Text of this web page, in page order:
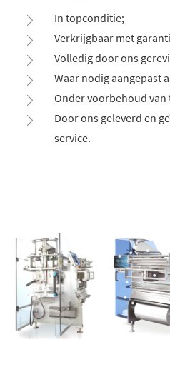
In topconditie;
Verkrijgbaar met
Volledig door ons
Waar nodig aangepast
Onder voorbehoud
Door ons geleverd en
service.